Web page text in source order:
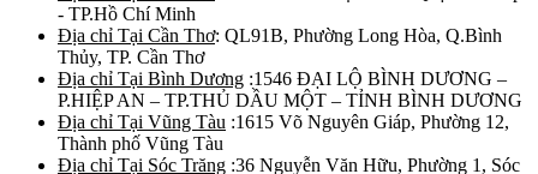
- TP.Hồ Chí Minh
Địa chỉ Tại Cần Thơ: QL91B, Phường Long Hòa, Q.Bình
Thủy, TP. Cần Thơ
Địa chỉ Tại Bình Dương :1546 ĐẠI LỘ BÌNH DƯƠNG –
P.HIỆP AN – TP.THỦ DẦU MỘT – TỈNH BÌNH DƯƠNG
Địa chỉ Tại Vũng Tàu :1615 Võ Nguyên Giáp, Phường 12,
Thành phố Vũng Tàu
Địa chỉ Tại Sóc Trăng :36 Nguyễn Văn Hữu, Phường 1, Sóc